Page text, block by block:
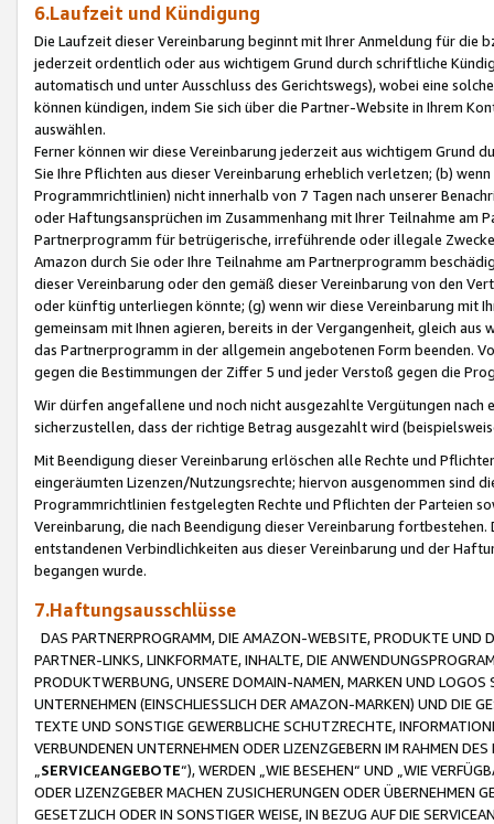
6.Laufzeit und Kündigung
Die Laufzeit dieser Vereinbarung beginnt mit Ihrer Anmeldung für die
jederzeit ordentlich oder aus wichtigem Grund durch schriftliche
automatisch und unter Ausschluss des Gerichtswegs), wobei eine
können kündigen, indem Sie sich über die Partner-Website in Ihrem
auswählen.
Ferner können wir diese Vereinbarung jederzeit aus wichtigem Grund
Sie Ihre Pflichten aus dieser Vereinbarung erheblich verletzen; (b)
Programmrichtlinien) nicht innerhalb von 7 Tagen nach unserer
oder Haftungsansprüchen im Zusammenhang mit Ihrer Teilnahme am
Partnerprogramm für betrügerische, irreführende oder illegale
Amazon durch Sie oder Ihre Teilnahme am Partnerprogramm
dieser Vereinbarung oder den gemäß dieser Vereinbarung von den
oder künftig unterliegen könnte; (g) wenn wir diese Vereinbarung mit
gemeinsam mit Ihnen agieren, bereits in der Vergangenheit, gleich
das Partnerprogramm in der allgemein angebotenen Form beenden.
gegen die Bestimmungen der Ziffer 5 und jeder Verstoß gegen die
Wir dürfen angefallene und noch nicht ausgezahlte Vergütungen
sicherzustellen, dass der richtige Betrag ausgezahlt wird
Mit Beendigung dieser Vereinbarung erlöschen alle Rechte und
eingeräumten Lizenzen/Nutzungsrechte; hiervon ausgenommen sind
Programmrichtlinien festgelegten Rechte und Pflichten der Parteien
Vereinbarung, die nach Beendigung dieser Vereinbarung
entstandenen Verbindlichkeiten aus dieser Vereinbarung und der
begangen wurde.
7.Haftungsausschlüsse
DAS PARTNERPROGRAMM, DIE AMAZON-WEBSITE, PRODUKTE UND
PARTNER-LINKS, LINKFORMATE, INHALTE, DIE
PRODUKTWERBUNG, UNSERE DOMAIN-NAMEN, MARKEN UND
UNTERNEHMEN (EINSCHLIESSLICH DER AMAZON-MARKEN) UND DIE
TEXTE UND SONSTIGE GEWERBLICHE SCHUTZRECHTE,
VERBUNDENEN UNTERNEHMEN ODER LIZENZGEBERN IM RAHMEN
SERVICEANGEBOTE“), WERDEN „WIE BESEHEN“ UND „WIE
ODER LIZENZGEBER MACHEN ZUSICHERUNGEN ODER ÜBERNEHMEN
GESETZLICH ODER IN SONSTIGER WEISE, IN BEZUG AUF DIE